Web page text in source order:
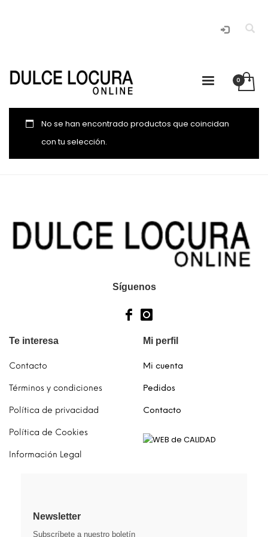
JOYAS
No se han encontrado productos que coincidan
con tu selección.
Síguenos
Te interesa
Contacto
Términos y condiciones
Política de privacidad
Política de Cookies
Información Legal
Mi perfil
Mi cuenta
Pedidos
Contacto
Newsletter
Subscríbete a nuestro boletín